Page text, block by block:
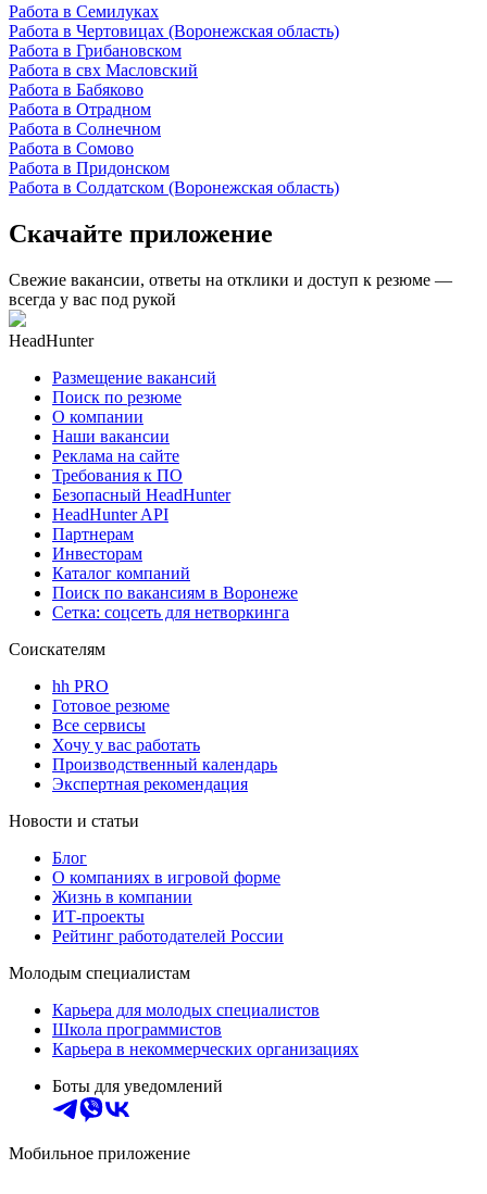
Работа в Семилуках
Работа в Чертовицах (Воронежская область)
Работа в Грибановском
Работа в свх Масловский
Работа в Бабяково
Работа в Отрадном
Работа в Солнечном
Работа в Сомово
Работа в Придонском
Работа в Солдатском (Воронежская область)
Скачайте приложение
Свежие вакансии, ответы на отклики и доступ к резюме —
всегда у вас под рукой
HeadHunter
Размещение вакансий
Поиск по резюме
О компании
Наши вакансии
Реклама на сайте
Требования к ПО
Безопасный HeadHunter
HeadHunter API
Партнерам
Инвесторам
Каталог компаний
Поиск по вакансиям в Воронеже
Сетка: соцсеть для нетворкинга
Соискателям
hh PRO
Готовое резюме
Все сервисы
Хочу у вас работать
Производственный календарь
Экспертная рекомендация
Новости и статьи
Блог
О компаниях в игровой форме
Жизнь в компании
ИТ-проекты
Рейтинг работодателей России
Молодым специалистам
Карьера для молодых специалистов
Школа программистов
Карьера в некоммерческих организациях
Боты для уведомлений
Мобильное приложение